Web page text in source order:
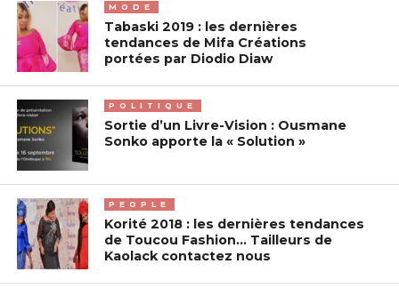
MODE
Tabaski 2019 : les dernières
tendances de Mifa Créations
portées par Diodio Diaw
POLITIQUE
Sortie d’un Livre-Vision : Ousmane
Sonko apporte la « Solution »
PEOPLE
Korité 2018 : les dernières tendances
de Toucou Fashion… Tailleurs de
Kaolack contactez nous